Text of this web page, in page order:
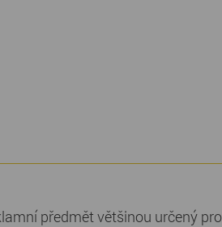
předmět většinou určený pro